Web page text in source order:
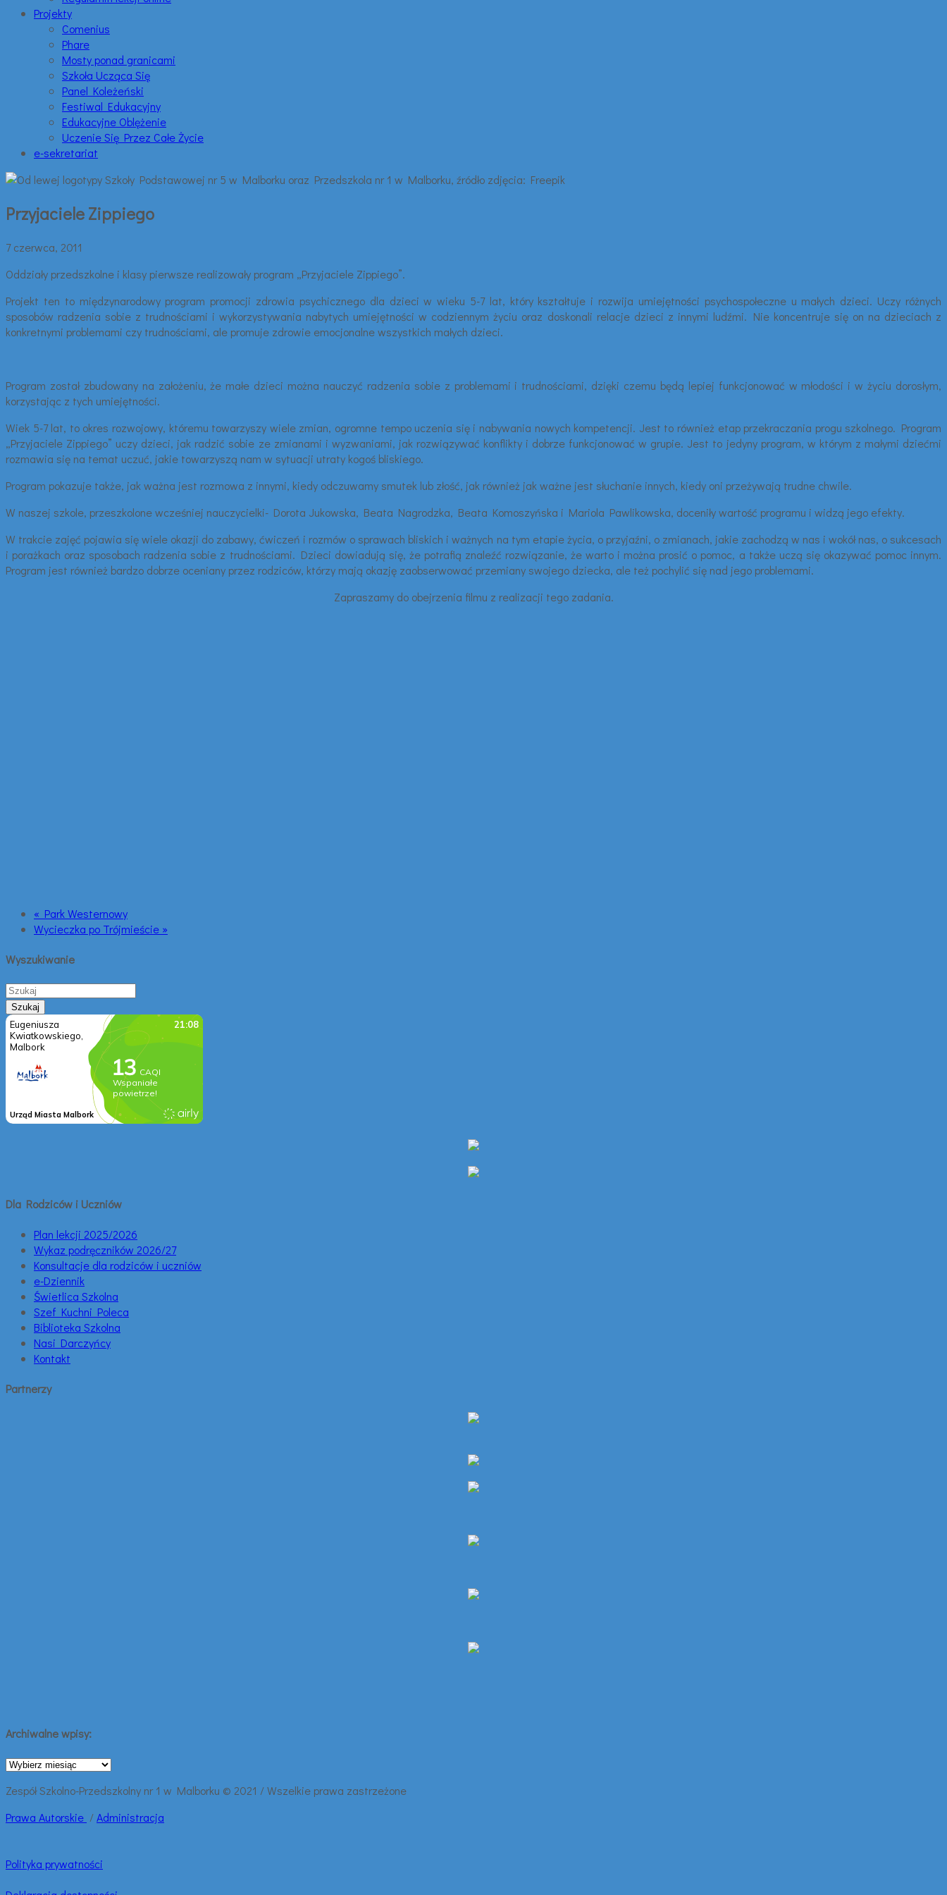
Projekty
Comenius
Phare
Mosty ponad granicami
Szkoła Ucząca Się
Panel Koleżeński
Festiwal Edukacyjny
Edukacyjne Oblężenie
Uczenie Się Przez Całe Życie
e-sekretariat
Przyjaciele Zippiego
7 czerwca, 2011
Oddziały przedszkolne i klasy pierwsze realizowały program „Przyjaciele Zippiego”.
Projekt ten to międzynarodowy program promocji zdrowia psychicznego dla dzieci w wieku 5-7 lat, który kształtuje i rozwija umiejętności psychospołeczne u małych dzieci. Uczy różnych
sposobów radzenia sobie z trudnościami i wykorzystywania nabytych umiejętności w codziennym życiu oraz doskonali relacje dzieci z innymi ludźmi. Nie koncentruje się on na dzieciach z
konkretnymi problemami czy trudnościami, ale promuje zdrowie emocjonalne wszystkich małych dzieci.
Program został zbudowany na założeniu, że małe dzieci można nauczyć radzenia sobie z problemami i trudnościami, dzięki czemu będą lepiej funkcjonować w młodości i w życiu dorosłym,
korzystając z tych umiejętności.
Wiek 5-7 lat, to okres rozwojowy, któremu towarzyszy wiele zmian, ogromne tempo uczenia się i nabywania nowych kompetencji. Jest to również etap przekraczania progu szkolnego. Program
„Przyjaciele Zippiego” uczy dzieci, jak radzić sobie ze zmianami i wyzwaniami, jak rozwiązywać konflikty i dobrze funkcjonować w grupie. Jest to jedyny program, w którym z małymi dziećmi
rozmawia się na temat uczuć, jakie towarzyszą nam w sytuacji utraty kogoś bliskiego.
Program pokazuje także, jak ważna jest rozmowa z innymi, kiedy odczuwamy smutek lub złość, jak również jak ważne jest słuchanie innych, kiedy oni przeżywają trudne chwile.
W naszej szkole, przeszkolone wcześniej nauczycielki- Dorota Jukowska, Beata Nagrodzka, Beata Komoszyńska i Mariola Pawlikowska, doceniły wartość programu i widzą jego efekty.
W trakcie zajęć pojawia się wiele okazji do zabawy, ćwiczeń i rozmów o sprawach bliskich i ważnych na tym etapie życia, o przyjaźni, o zmianach, jakie zachodzą w nas i wokół nas, o sukcesach
i porażkach oraz sposobach radzenia sobie z trudnościami. Dzieci dowiadują się, że potrafią znaleźć rozwiązanie, że warto i można prosić o pomoc, a także uczą się okazywać pomoc innym.
Program jest również bardzo dobrze oceniany przez rodziców, którzy mają okazję zaobserwować przemiany swojego dziecka, ale też pochylić się nad jego problemami.
Zapraszamy do obejrzenia filmu z realizacji tego zadania.
« Park Westernowy
Wycieczka po Trójmieście »
Wyszukiwanie
Dla Rodziców i Uczniów
Plan lekcji 2025/2026
Wykaz podręczników 2026/27
Konsultacje dla rodziców i uczniów
e-Dziennik
Świetlica Szkolna
Szef Kuchni Poleca
Biblioteka Szkolna
Nasi Darczyńcy
Kontakt
Partnerzy
Archiwalne wpisy:
Archiwalne
Zespół Szkolno-Przedszkolny nr 1 w Malborku © 2021 / Wszelkie prawa zastrzeżone
Prawa Autorskie /Administracja
Polityka prywatności